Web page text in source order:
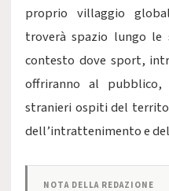
proprio villaggio
troverà spazio lungo le
contesto dove sport,
offriranno al
stranieri ospiti del
dell’intrattenimento e
NOTA DELLA REDAZIONE